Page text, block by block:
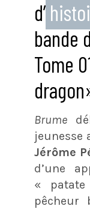
d’
bande
Tome
Brume
jeunesse
Jérôme
d’une
«
pêcheur